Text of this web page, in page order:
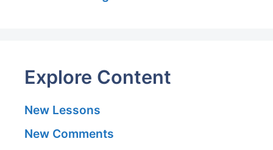
Explore Content
New Lessons
New Comments